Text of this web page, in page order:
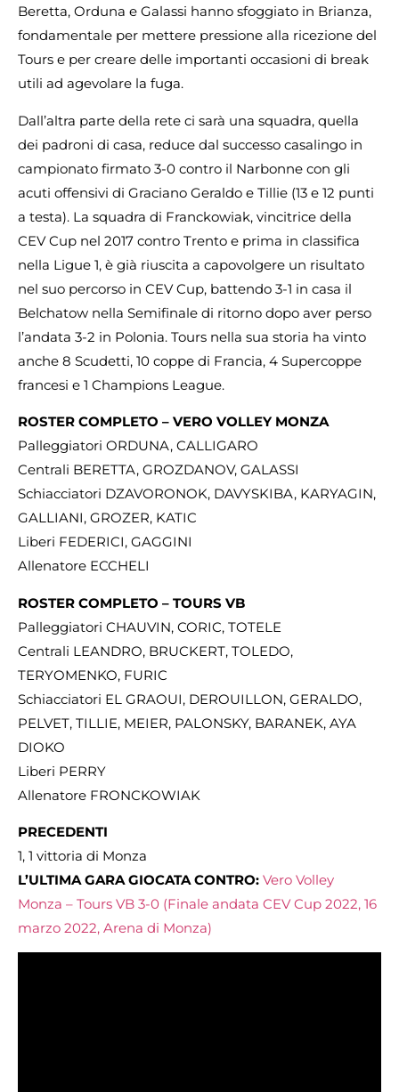
Beretta, Orduna e Galassi hanno sfoggiato in Brianza,
fondamentale per mettere pressione alla ricezione del
Tours e per creare delle importanti occasioni di break
utili ad agevolare la fuga.
Dall’altra parte della rete ci sarà una squadra, quella
dei padroni di casa, reduce dal successo casalingo in
campionato firmato 3-0 contro il Narbonne con gli
acuti offensivi di Graciano Geraldo e Tillie (13 e 12 punti
a testa). La squadra di Franckowiak, vincitrice della
CEV Cup nel 2017 contro Trento e prima in classifica
nella Ligue 1, è già riuscita a capovolgere un risultato
nel suo percorso in CEV Cup, battendo 3-1 in casa il
Belchatow nella Semifinale di ritorno dopo aver perso
l’andata 3-2 in Polonia. Tours nella sua storia ha vinto
anche 8 Scudetti, 10 coppe di Francia, 4 Supercoppe
francesi e 1 Champions League.
ROSTER COMPLETO – VERO VOLLEY MONZA
Palleggiatori ORDUNA, CALLIGARO
Centrali BERETTA, GROZDANOV, GALASSI
Schiacciatori DZAVORONOK, DAVYSKIBA, KARYAGIN,
GALLIANI, GROZER, KATIC
Liberi FEDERICI, GAGGINI
Allenatore ECCHELI
ROSTER COMPLETO – TOURS VB
Palleggiatori CHAUVIN, CORIC, TOTELE
Centrali LEANDRO, BRUCKERT, TOLEDO,
TERYOMENKO, FURIC
Schiacciatori EL GRAOUI, DEROUILLON, GERALDO,
PELVET, TILLIE, MEIER, PALONSKY, BARANEK, AYA
DIOKO
Liberi PERRY
Allenatore FRONCKOWIAK
PRECEDENTI
1, 1 vittoria di Monza
L’ULTIMA GARA GIOCATA CONTRO: Vero Volley
Monza – Tours VB 3-0 (Finale andata CEV Cup 2022, 16
marzo 2022, Arena di Monza)